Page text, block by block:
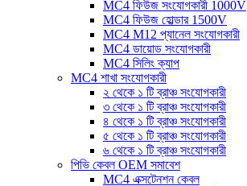
MC4 ফিউজ সংযোগকারী 1000V
MC4 ফিউজ হোল্ডার 1500V
MC4 M12 প্যানেল সংযোগকারী
MC4 ডায়োড সংযোগকারী
MC4 সিলিং ক্যাপ
MC4 শাখা সংযোগকারী
২ থেকে ১ টি ব্রাঞ্চ সংযোগকারী
৩ থেকে ১ টি ব্রাঞ্চ সংযোগকারী
৪ থেকে ১ টি ব্রাঞ্চ সংযোগকারী
৫ থেকে ১ টি ব্রাঞ্চ সংযোগকারী
৬ থেকে ১ টি ব্রাঞ্চ সংযোগকারী
পিভি কেবল OEM সমাবেশ
MC4 এক্সটেনশন কেবল